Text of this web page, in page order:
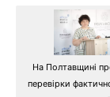
На Полтавщині
перевірки